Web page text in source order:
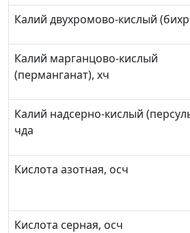
Калий двухромово-кислый
Калий марганцово-кислый
(перманганат), хч
Калий надсерно-кислый
чда
Кислота азотная, осч
Кислота серная, осч